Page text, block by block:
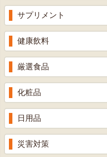
くろ酢
りんご酢
ざくろ酢
梅酢
風邪薬
胃腸薬
整腸薬
解熱鎮痛剤
せきどめ
滋養強壮
消炎鎮痛剤
サプリメント
ウコン
乳酸菌
ローヤルゼリー
牡蠣エキス
プロポリス
プラセンタ
健康飲料
健康茶
漢方茶
青汁・豆乳
甘酒
健康ドリンク
厳選食品
もち麦・十六穀米
生姜
丼の素
のど飴
化粧品
美容品
スキンクリーム＆美容パック
ウオッシュ＆ソープ
日用品
入浴剤
災害対策